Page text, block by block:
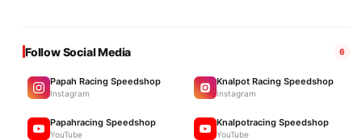
Follow Social Media 6
Papah Racing Speedshop
Instagram
Knalpot Racing Speedshop
Instagram
Papahracing Speedshop
YouTube
Knalpotracing Speedshop
YouTube